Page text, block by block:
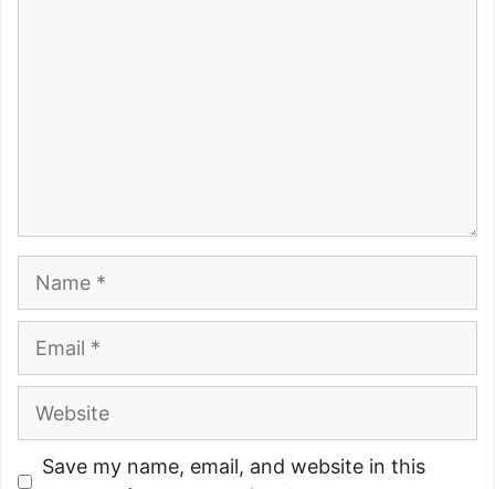
Website
Save my name, email, and website in this